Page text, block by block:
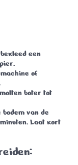
een
of
boter tot
van de
. Laat kort